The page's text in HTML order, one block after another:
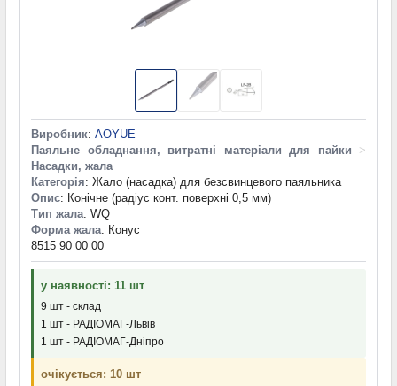
Виробник: AOYUE
Паяльне обладнання, витратні матеріали для пайки
>
Насадки, жала
Категорія: Жало (насадка) для безсвинцевого паяльника
Опис: Конічне (радіус конт. поверхні 0,5 мм)
Тип жала: WQ
Форма жала: Конус
8515 90 00 00
у наявності: 11 шт
9 шт - склад
1 шт - РАДІОМАГ-Львів
1 шт - РАДІОМАГ-Дніпро
очікується: 10 шт